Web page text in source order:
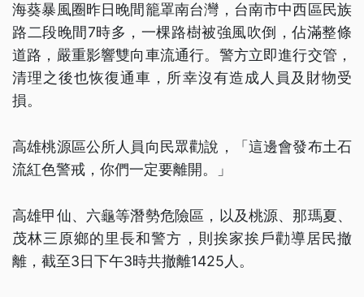
海葵暴風圈昨日晚間籠罩南台灣，台南市中西區民族
路二段晚間7時多，一棵路樹被強風吹倒，佔滿整條
道路，嚴重影響雙向車流通行。警方立即進行交管，
清理之後也恢復通車，所幸沒有造成人員及財物受
損。
高雄桃源區公所人員向民眾勸說，「這邊會發布土石
流紅色警戒，你們一定要離開。」
高雄甲仙、六龜等潛勢危險區，以及桃源、那瑪夏、
茂林三原鄉的里長和警方，則挨家挨戶勸導居民撤
離，截至3日下午3時共撤離1425人。